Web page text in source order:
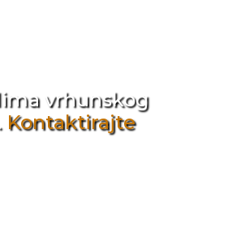
vrhunskog
Kontaktirajte